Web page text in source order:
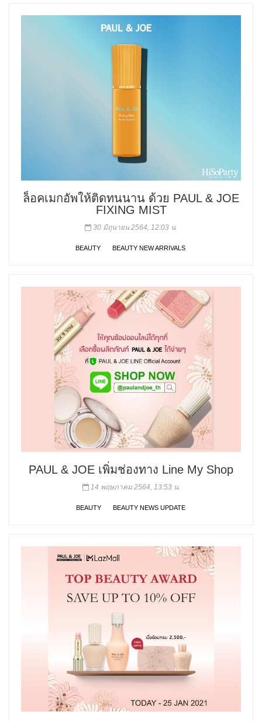
ล็อคเมกอัพให้ติดทนนาน ด้วย PAUL & JOE
FIXING MIST
30 มิถุนายน 2564, 12:03 น.
BEAUTY BEAUTY NEW ARRIVALS
PAUL & JOE เพิ่มช่องทาง Line My Shop
14 พฤษภาคม 2564, 13:53 น.
BEAUTY BEAUTY NEWS UPDATE